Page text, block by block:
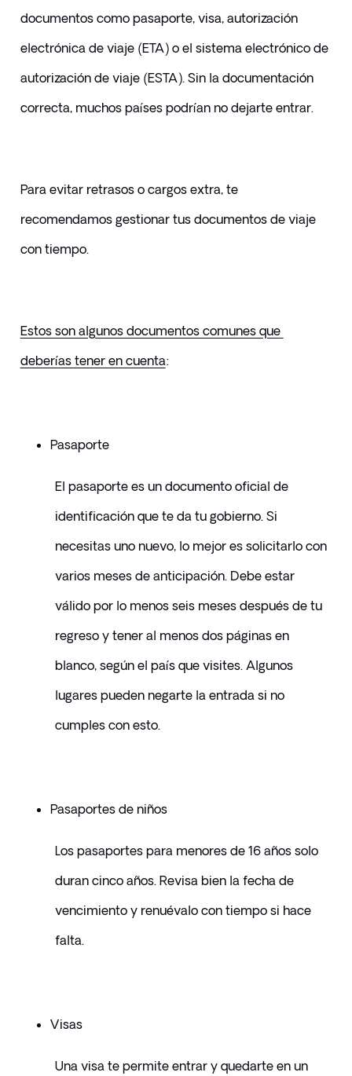
documentos como pasaporte, visa, autorización
electrónica de viaje (ETA) o el sistema electrónico de
autorización de viaje (ESTA). Sin la documentación
correcta, muchos países podrían no dejarte entrar.
Para evitar retrasos o cargos extra, te
recomendamos gestionar tus documentos de viaje
con tiempo.
Estos son algunos documentos comunes que
deberías tener en cuenta:
Pasaporte
El pasaporte es un documento oficial de
identificación que te da tu gobierno. Si
necesitas uno nuevo, lo mejor es solicitarlo con
varios meses de anticipación. Debe estar
válido por lo menos seis meses después de tu
regreso y tener al menos dos páginas en
blanco, según el país que visites. Algunos
lugares pueden negarte la entrada si no
cumples con esto.
Pasaportes de niños
Los pasaportes para menores de 16 años solo
duran cinco años. Revisa bien la fecha de
vencimiento y renuévalo con tiempo si hace
falta.
Visas
Una visa te permite entrar y quedarte en un